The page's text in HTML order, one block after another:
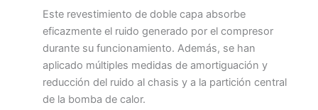
Este revestimiento de doble capa absorbe
eficazmente el ruido generado por el compresor
durante su funcionamiento. Además, se han
aplicado múltiples medidas de amortiguación y
reducción del ruido al chasis y a la partición central
de la bomba de calor.